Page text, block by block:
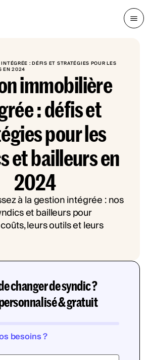
: DÉFIS ET STRATÉGIES POUR LES
EN 2024
immobilière
: défis et
pour les
et bailleurs en
2024
changer de syndic ?
& gratuit
besoins ?